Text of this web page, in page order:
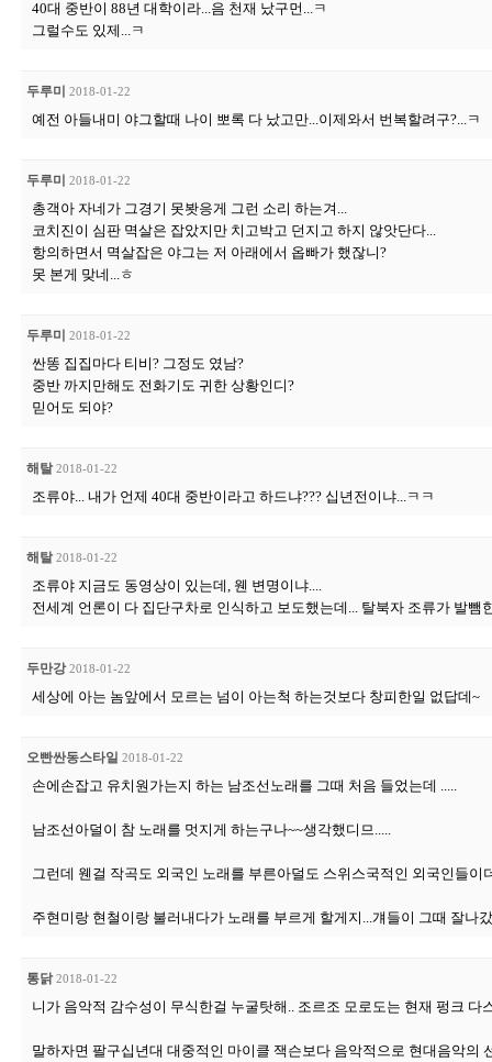
40대 중반이 88년 대학이라...음 천재 났구먼...ㅋ
그럴수도 있제...ㅋ
두루미 2018-01-22
예전 아들내미 야그할때 나이 뽀록 다 났고만...이제와서 번복할려구?...ㅋ
두루미 2018-01-22
총객아 자네가 그경기 못봣응게 그런 소리 하는겨...
코치진이 심판 멱살은 잡았지만 치고박고 던지고 하지 않앗단다...
항의하면서 멱살잡은 야그는 저 아래에서 옵빠가 했잖니?
못 본게 맞네...ㅎ
두루미 2018-01-22
싼똥 집집마다 티비? 그정도 였남?
중반 까지만해도 전화기도 귀한 상황인디?
믿어도 되야?
해탈 2018-01-22
조류야... 내가 언제 40대 중반이라고 하드냐??? 십년전이냐...ㅋㅋ
해탈 2018-01-22
조류야 지금도 동영상이 있는데, 웬 변명이냐....
전세계 언론이 다 집단구차로 인식하고 보도했는데... 탈북자 조류가 발뺌
두만강 2018-01-22
세상에 아는 놈앞에서 모르는 넘이 아는척 하는것보다 창피한일 없답데~
오빤싼동스타일 2018-01-22
손에손잡고 유치원가는지 하는 남조선노래를 그때 처음 들었는데 .....
남조선아덜이 참 노래를 멋지게 하는구나~~생각했디므.....
그런데 웬걸 작곡도 외국인 노래를 부른아덜도 스위스국적인 외국인들이
주현미랑 현철이랑 불러내다가 노래를 부르게 할게지...걔들이 그때 잘나
통닭 2018-01-22
니가 음악적 감수성이 무식한걸 누굴탓해.. 조르조 모로도는 현재 펑크 다
말하자면 팔구십년대 대중적인 마이클 잭슨보다 음악적으로 현대음악의